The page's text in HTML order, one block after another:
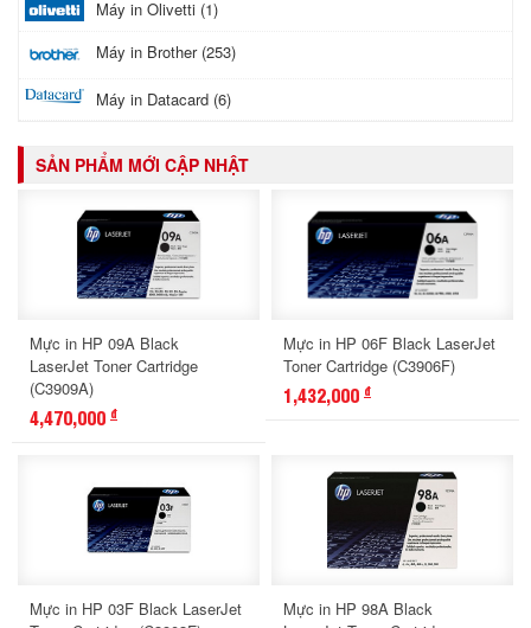
Máy in Olivetti (1)
Máy in Brother (253)
Máy in Datacard (6)
SẢN PHẨM MỚI CẬP NHẬT
Mực in HP 09A Black
LaserJet Toner Cartridge
(C3909A)
4,470,000 đ
Mực in HP 06F Black LaserJet
Toner Cartridge (C3906F)
1,432,000 đ
Mực in HP 03F Black LaserJet
Mực in HP 98A Black